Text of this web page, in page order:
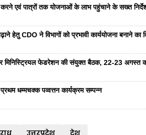
करने एवं पात्रों तक योजनाओं के लाभ पहुंचाने के सख्त
हेतु CDO ने विभागों को प्रभावी कार्ययोजना बनाने का
मिनिस्ट्रियल फेडरेशन की संयुक्त बैठक, 22-23 अगस्त
प्रथम धम्मचक्क पव्वत्तन कार्यक्रम सम्पन्न